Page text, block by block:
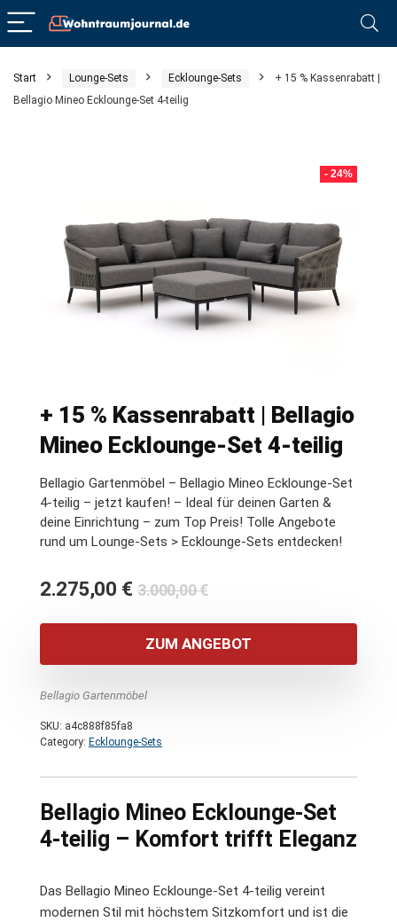
Start Lounge-Sets Ecklounge-Sets
+ 15 % Kassenrabatt |
Bellagio Mineo Ecklounge-Set 4-teilig
- 24%
+ 15 % Kassenrabatt | Bellagio
Mineo Ecklounge-Set 4-teilig
Bellagio Gartenmöbel – Bellagio Mineo Ecklounge-Set
4-teilig – jetzt kaufen! – Ideal für deinen Garten &
deine Einrichtung – zum Top Preis! Tolle Angebote
rund um Lounge-Sets > Ecklounge-Sets entdecken!
3.000,00€Ursprünglicher
war:
3.000,00 €
2.275,00 €
Aktueller
ist:
2.275,00 €.
ZUM ANGEBOT
Bellagio Gartenmöbel
SKU: a4c888f85fa8
Category: Ecklounge-Sets
Bellagio Mineo Ecklounge-Set
4-teilig – Komfort trifft Eleganz
Das Bellagio Mineo Ecklounge-Set 4-teilig vereint
modernen Stil mit höchstem Sitzkomfort und ist die